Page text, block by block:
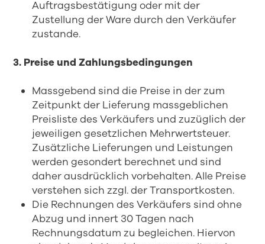
Auftragsbestätigung oder mit der
Zustellung der Ware durch den Verkäufer
zustande.
3. Preise und Zahlungsbedingungen
Massgebend sind die Preise in der zum
Zeitpunkt der Lieferung massgeblichen
Preisliste des Verkäufers und zuzüglich der
jeweiligen gesetzlichen Mehrwertsteuer.
Zusätzliche Lieferungen und Leistungen
werden gesondert berechnet und sind
daher ausdrücklich vorbehalten. Alle Preise
verstehen sich zzgl. der Transportkosten.
Die Rechnungen des Verkäufers sind ohne
Abzug und innert 30 Tagen nach
Rechnungsdatum zu begleichen. Hiervon